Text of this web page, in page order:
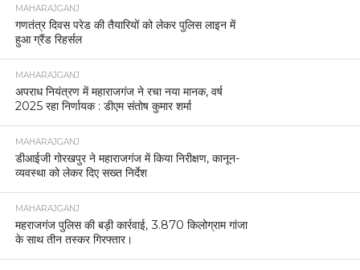
MAHARAJGANJ
गणतंत्र दिवस परेड की तैयारियों को लेकर पुलिस लाइन में
हुआ ग्रैंड रिहर्सल
MAHARAJGANJ
अपराध नियंत्रण में महाराजगंज ने रचा नया मानक, वर्ष
2025 रहा निर्णायक : डीएम संतोष कुमार शर्मा
MAHARAJGANJ
डीआईजी गोरखपुर ने महाराजगंज में किया निरीक्षण, कानून-
व्यवस्था को लेकर दिए सख्त निर्देश
MAHARAJGANJ
महराजगंज पुलिस की बड़ी कार्रवाई, 3.870 किलोग्राम गांजा
के साथ तीन तस्कर गिरफ्तार।